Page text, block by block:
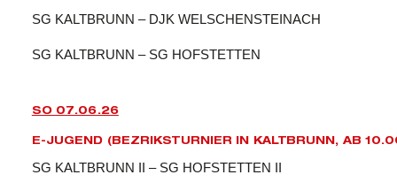
SG KALTBRUNN – DJK WELSCHENSTEINACH
SG KALTBRUNN – SG HOFSTETTEN
SO 07.06.26
E-JUGEND (BEZRIKSTURNIER IN KALTBRUNN, AB
SG KALTBRUNN II – SG HOFSTETTEN II